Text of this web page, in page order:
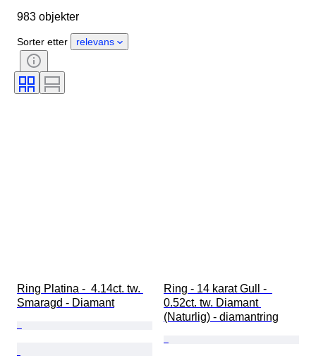
Kjønn
Sertifisering
Klarhet
Fargeklasse
Eksakt farge
Behandling
983 objekter
Sorter etter relevans
Ring Platina -  4.14ct. tw.
Smaragd - Diamant
Ring - 14 karat Gull -
0.52ct. tw. Diamant
(Naturlig) - diamantring